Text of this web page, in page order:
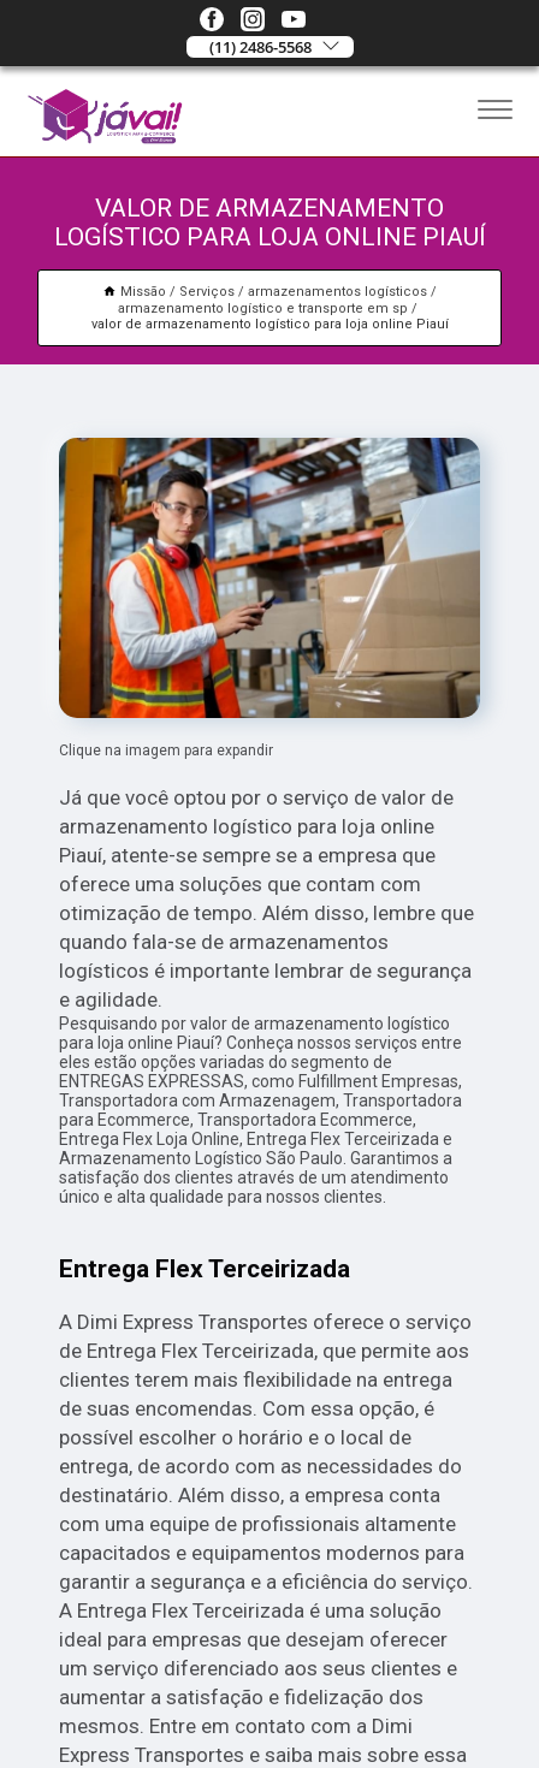
(11) 2486-5568
VALOR DE ARMAZENAMENTO
LOGÍSTICO PARA LOJA ONLINE PIAUÍ
Missão Serviços
armazenamentos logísticos
armazenamento logístico e transporte em sp
valor de armazenamento logístico para loja online Piauí
Clique na imagem para expandir
Já que você optou por o serviço de valor de
armazenamento logístico para loja online
Piauí, atente-se sempre se a empresa que
oferece uma soluções que contam com
otimização de tempo. Além disso, lembre que
quando fala-se de armazenamentos
logísticos é importante lembrar de segurança
e agilidade.
Pesquisando por valor de armazenamento logístico
para loja online Piauí? Conheça nossos serviços entre
eles estão opções variadas do segmento de
ENTREGAS EXPRESSAS, como Fulfillment Empresas,
Transportadora com Armazenagem, Transportadora
para Ecommerce, Transportadora Ecommerce,
Entrega Flex Loja Online, Entrega Flex Terceirizada e
Armazenamento Logístico São Paulo. Garantimos a
satisfação dos clientes através de um atendimento
único e alta qualidade para nossos clientes.
Entrega Flex Terceirizada
A Dimi Express Transportes oferece o serviço
de Entrega Flex Terceirizada, que permite aos
clientes terem mais flexibilidade na entrega
de suas encomendas. Com essa opção, é
possível escolher o horário e o local de
entrega, de acordo com as necessidades do
destinatário. Além disso, a empresa conta
com uma equipe de profissionais altamente
capacitados e equipamentos modernos para
garantir a segurança e a eficiência do serviço.
A Entrega Flex Terceirizada é uma solução
ideal para empresas que desejam oferecer
um serviço diferenciado aos seus clientes e
aumentar a satisfação e fidelização dos
mesmos. Entre em contato com a Dimi
Express Transportes e saiba mais sobre essa